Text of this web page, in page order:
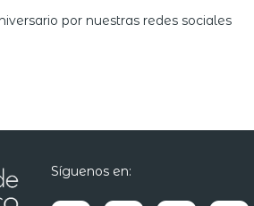
por nuestras redes sociales
Síguenos en: